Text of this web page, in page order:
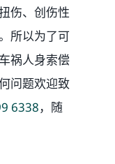
伤、创伤性
所以为了可
祸人身索偿
问题欢迎致
6338，随